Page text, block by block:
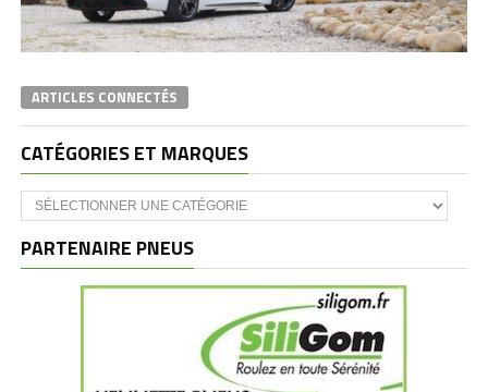
ARTICLES CONNECTÉS
CATÉGORIES ET MARQUES
Catégories
et
PARTENAIRE PNEUS